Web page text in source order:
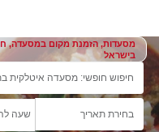
מסעדות, הזמנת מקום במסעדה,
בישראל